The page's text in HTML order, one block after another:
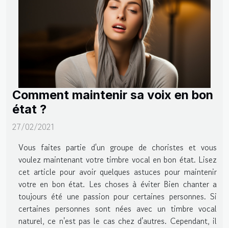
Comment maintenir sa voix en bon
état ?
27/02/2021
Vous faites partie d'un groupe de choristes et vous
voulez maintenant votre timbre vocal en bon état. Lisez
cet article pour avoir quelques astuces pour maintenir
votre en bon état. Les choses à éviter Bien chanter a
toujours été une passion pour certaines personnes. Si
certaines personnes sont nées avec un timbre vocal
naturel, ce n'est pas le cas chez d'autres. Cependant, il